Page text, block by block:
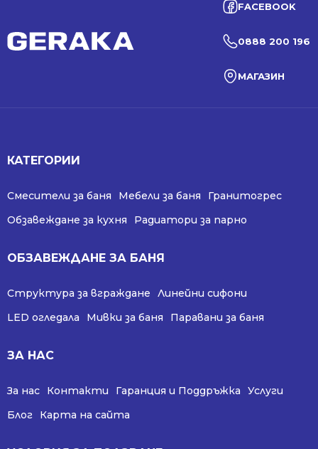
FACEBOOK
0888 200 196
МАГАЗИН
КАТЕГОРИИ
Смесители за баня Мебели за баня
Гранитогрес
Обзавеждане за кухня
Радиатори за парно
ОБЗАВЕЖДАНЕ ЗА БАНЯ
Структура за вграждане
Линейни сифони
LED огледала
Мивки за баня Паравани за баня
ЗА НАС
За нас Контакти Гаранция и Поддръжка
Услуги
Блог
Карта на сайта